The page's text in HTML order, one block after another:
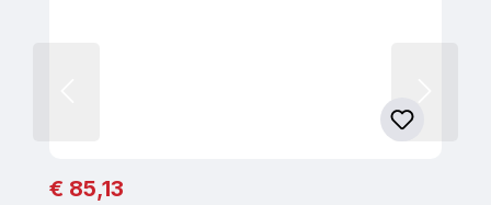
Regulärer Preis:
€ 85,13